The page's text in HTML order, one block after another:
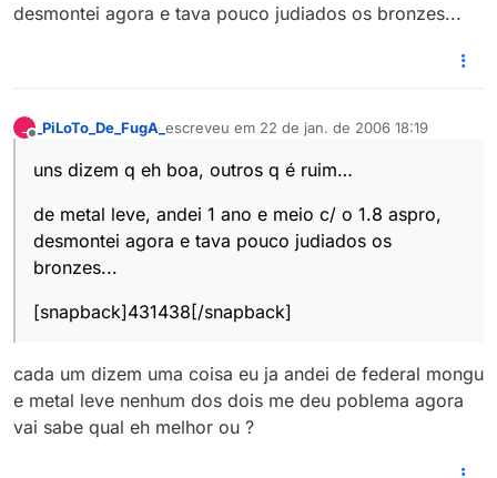
desmontei agora e tava pouco judiados os bronzes...
_ _PiLoTo_De_FugA_ escreveu em 22 de jan. de 2006 18:19
última edição por
uns dizem q eh boa, outros q é ruim…
de metal leve, andei 1 ano e meio c/ o 1.8 aspro,
desmontei agora e tava pouco judiados os
bronzes...
[snapback]431438[/snapback]
cada um dizem uma coisa eu ja andei de federal mongu
e metal leve nenhum dos dois me deu poblema agora
vai sabe qual eh melhor ou ?